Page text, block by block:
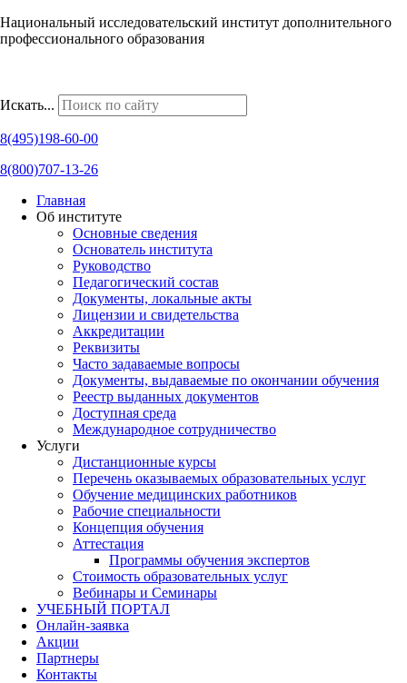
Национальный исследовательский институт дополнительного
профессионального образования
Искать...
8(495)198-60-00
8(800)707-13-26
Главная
Об институте
Основные сведения
Основатель института
Руководство
Педагогический состав
Документы, локальные акты
Лицензии и свидетельства
Аккредитации
Реквизиты
Часто задаваемые вопросы
Документы, выдаваемые по окончании обучения
Реестр выданных документов
Доступная среда
Международное сотрудничество
Услуги
Дистанционные курсы
Перечень оказываемых образовательных услуг
Обучение медицинских работников
Рабочие специальности
Концепция обучения
Аттестация
Программы обучения экспертов
Стоимость образовательных услуг
Вебинары и Семинары
УЧЕБНЫЙ ПОРТАЛ
Онлайн-заявка
Акции
Партнеры
Контакты